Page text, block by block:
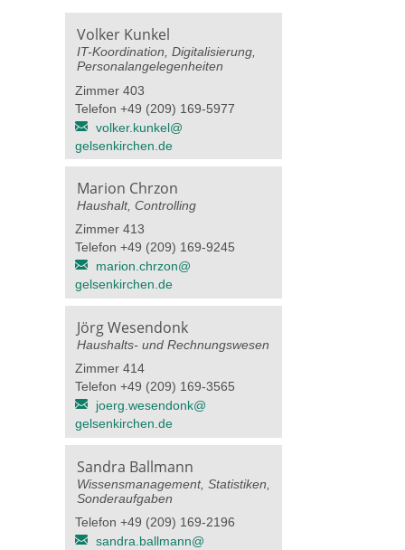
Volker Kunkel
IT-Koordination, Digitalisierung,
Personalangelegenheiten
Zimmer 403
Telefon +49 (209) 169-5977
volker.kunkel@​
gelsenkirchen.de
Marion Chrzon
Haushalt, Controlling
Zimmer 413
Telefon +49 (209) 169-9245
marion.chrzon@​
gelsenkirchen.de
Jörg Wesendonk
Haushalts- und Rechnungswesen
Zimmer 414
Telefon +49 (209) 169-3565
joerg.wesendonk@​
gelsenkirchen.de
Sandra Ballmann
Wissensmanagement, Statistiken,
Sonderaufgaben
Telefon +49 (209) 169-2196
sandra.ballmann@​